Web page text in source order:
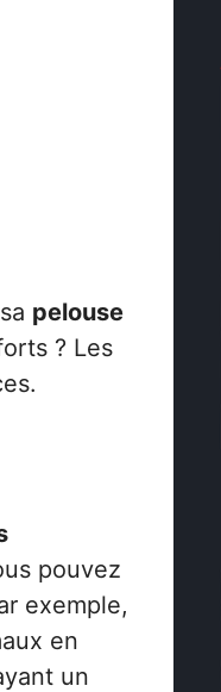
pelouse
? Les
pouvez
exemple,
en
un